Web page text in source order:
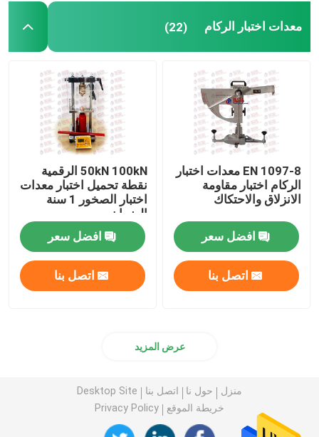
معدات اختبار الركام (22)
EN 1097-8 معدات اختبار
الركام اختبار مقاومة
الانزلاق والاحتكاك
افضل سعر
اتصل بنا
50kN 100kN الرقمية
نقطة تحميل اختبار معدات
اختبار الصخور 1 سنة
الضمان
افضل سعر
اتصل بنا
عرض المزيد
منزل حول نا اتصل بنا
Desktop Site
خريطة الموقع
Privacy Policy